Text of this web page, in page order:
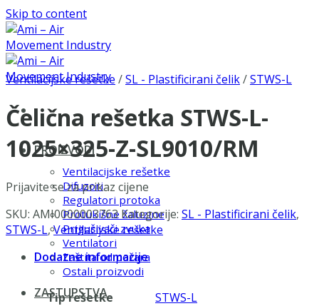
Skip to content
PROIZVODI
Ventilacijske rešetke
Difuzori
Regulatori protoka
Protukišne žaluzine
Prigušivači zvuka
Ventilatori
Zaštita od požara
Ostali proizvodi
ZASTUPSTVA
Ventilacijske rešetke /SL - Plastificirani čelik/STWS-L
Čelična rešetka STWS-L-
1025×325-Z-SL9010/RM
Prijavite se za prikaz cijene
SKU: AMI0000003763 Kategorije: SL - Plastificirani čelik,
STWS-L,Ventilacijske rešetke
Dodatne informacije
Tip rešetke STWS-L